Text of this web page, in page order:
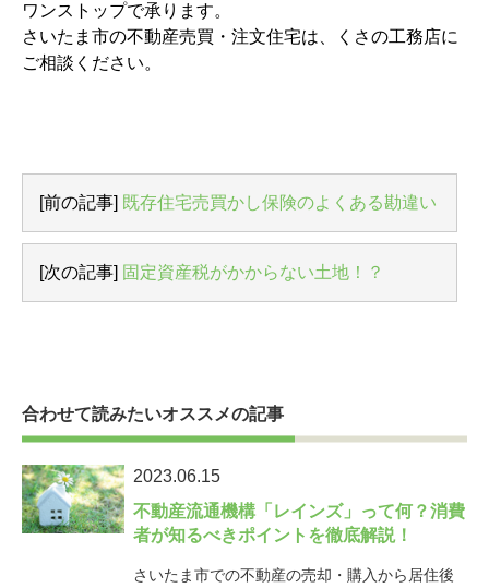
ワンストップで承ります。
さいたま市の不動産売買・注文住宅は、くさの工務店に
ご相談ください。
[前の記事] 既存住宅売買かし保険のよくある勘違い
[次の記事] 固定資産税がかからない土地！？
合わせて読みたいオススメの記事
2023.06.15
不動産流通機構「レインズ」って何？消費
者が知るべきポイントを徹底解説！
さいたま市での不動産の売却・購入から居住後